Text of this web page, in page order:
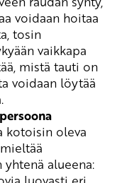
voidaan hoitaa
tosin
vaikkapa
mistä tauti on
voidaan löytää
kotoisin oleva
alueena: